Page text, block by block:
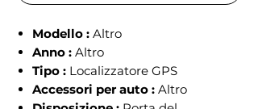
Modello : Altro
Anno : Altro
Tipo : Localizzatore GPS
Accessori per auto : Altro